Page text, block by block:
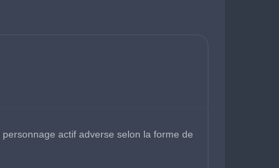
personnage actif adverse selon la forme de